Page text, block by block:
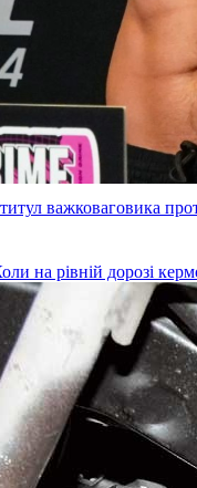
важковаговика
на рівній дорозі